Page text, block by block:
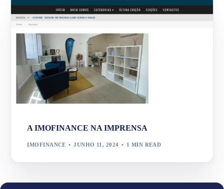
A IMOFINANCE NA IMPRENSA
IMOFINANCE JUNHO 11, 2024 1 MIN READ